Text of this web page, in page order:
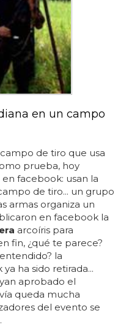
en un campo
de tiro que usa
prueba, hoy
facebook: usan la
de tiro... un grupo
armas organiza un
en facebook la
arcoíris para
fin, ¿qué te parece?
la
ha sido retirada...
aprobado el
queda mucha
del evento se